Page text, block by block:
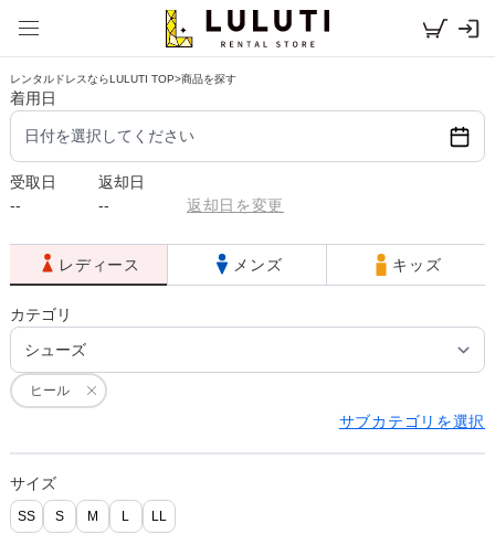
レンタルドレスならLULUTI TOP>商品を探す
着用日
日付を選択してください
受取日
--
返却日
--
返却日を変更
レディース メンズ キッズ
カテゴリ
ヒール
サブカテゴリを選択
サイズ
SS S M L LL